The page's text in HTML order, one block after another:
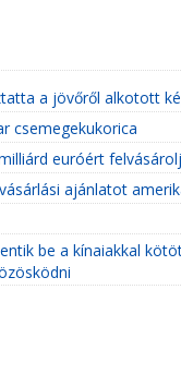
a jövőről alkotott
csemegekukorica
euróért
ajánlatot
be a kínaiakkal